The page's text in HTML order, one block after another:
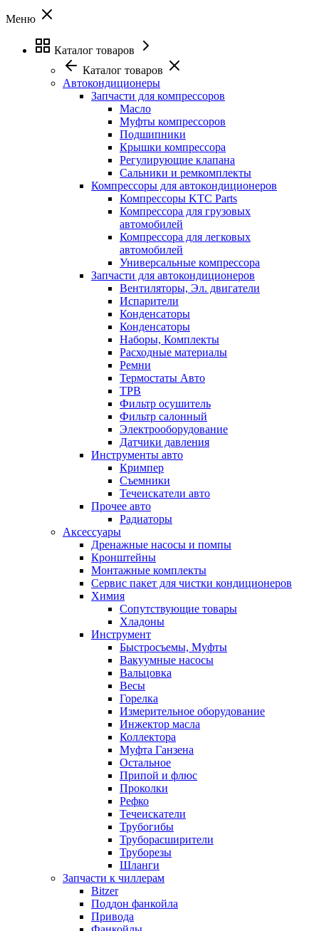
Меню
Каталог товаров
Каталог товаров
Автокондиционеры
Запчасти для компрессоров
Масло
Муфты компрессоров
Подшипники
Крышки компрессора
Регулирующие клапана
Сальники и ремкомплекты
Компрессоры для автокондиционеров
Компрессоры KTC Parts
Компрессора для грузовых
автомобилей
Компрессора для легковых
автомобилей
Универсальные компрессора
Запчасти для автокондиционеров
Вентиляторы, Эл. двигатели
Испарители
Конденсаторы
Конденсаторы
Наборы, Комплекты
Расходные материалы
Ремни
Термостаты Авто
ТРВ
Фильтр осушитель
Фильтр салонный
Электрооборудование
Датчики давления
Инструменты авто
Кримпер
Съемники
Течеискатели авто
Прочее авто
Радиаторы
Аксессуары
Дренажные насосы и помпы
Кронштейны
Монтажные комплекты
Сервис пакет для чистки кондиционеров
Химия
Сопутствующие товары
Хладоны
Инструмент
Быстросъемы, Муфты
Вакуумные насосы
Вальцовка
Весы
Горелка
Измерительное оборудование
Инжектор масла
Коллектора
Муфта Ганзена
Остальное
Припой и флюс
Проколки
Рефко
Течеискатели
Трубогибы
Труборасширители
Труборезы
Шланги
Запчасти к чиллерам
Bitzer
Поддон фанкойла
Привода